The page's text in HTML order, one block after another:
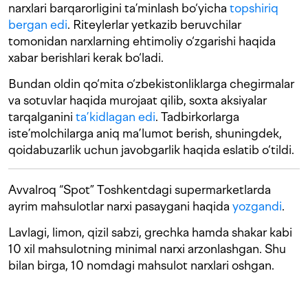
narxlari barqarorligini ta’minlash bo‘yicha topshiriq
bergan edi. Riteylerlar yetkazib beruvchilar
tomonidan narxlarning ehtimoliy o‘zgarishi haqida
xabar berishlari kerak bo‘ladi.
Bundan oldin qo‘mita o‘zbekistonliklarga chegirmalar
va sotuvlar haqida murojaat qilib, soxta aksiyalar
tarqalganini ta’kidlagan edi. Tadbirkorlarga
iste’molchilarga aniq ma’lumot berish, shuningdek,
qoidabuzarlik uchun javobgarlik haqida eslatib o‘tildi.
Avvalroq “Spot” Toshkentdagi supermarketlarda
ayrim mahsulotlar narxi pasaygani haqida yozgandi.
Lavlagi, limon, qizil sabzi, grechka hamda shakar kabi
10 xil mahsulotning minimal narxi arzonlashgan. Shu
bilan birga, 10 nomdagi mahsulot narxlari oshgan.